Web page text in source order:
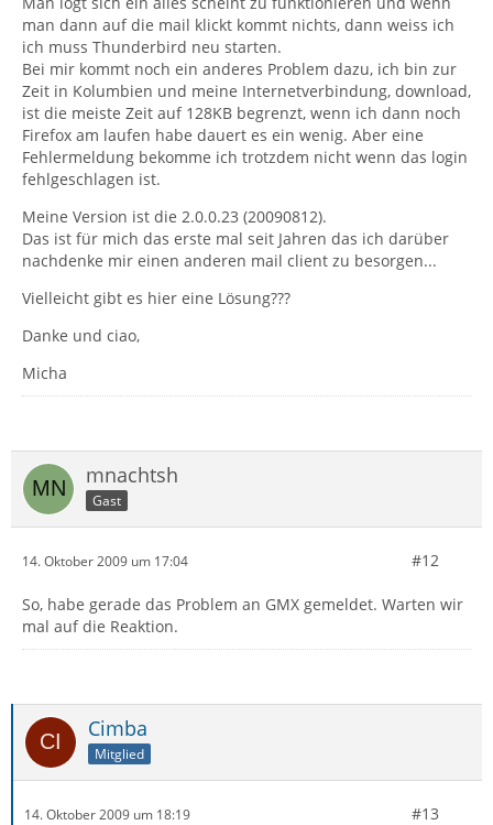
man dann auf die mail klickt kommt nichts, dann weiss ich
ich muss Thunderbird neu starten.
Bei mir kommt noch ein anderes Problem dazu, ich bin zur
Zeit in Kolumbien und meine Internetverbindung, download,
ist die meiste Zeit auf 128KB begrenzt, wenn ich dann noch
Firefox am laufen habe dauert es ein wenig. Aber eine
Fehlermeldung bekomme ich trotzdem nicht wenn das login
fehlgeschlagen ist.
Meine Version ist die 2.0.0.23 (20090812).
Das ist für mich das erste mal seit Jahren das ich darüber
nachdenke mir einen anderen mail client zu besorgen...
Vielleicht gibt es hier eine Lösung???
Danke und ciao,
Micha
mnachtsh
Gast
14. Oktober 2009 um 17:04 #12
So, habe gerade das Problem an GMX gemeldet. Warten wir
mal auf die Reaktion.
Cimba
Mitglied
14. Oktober 2009 um 18:19 #13